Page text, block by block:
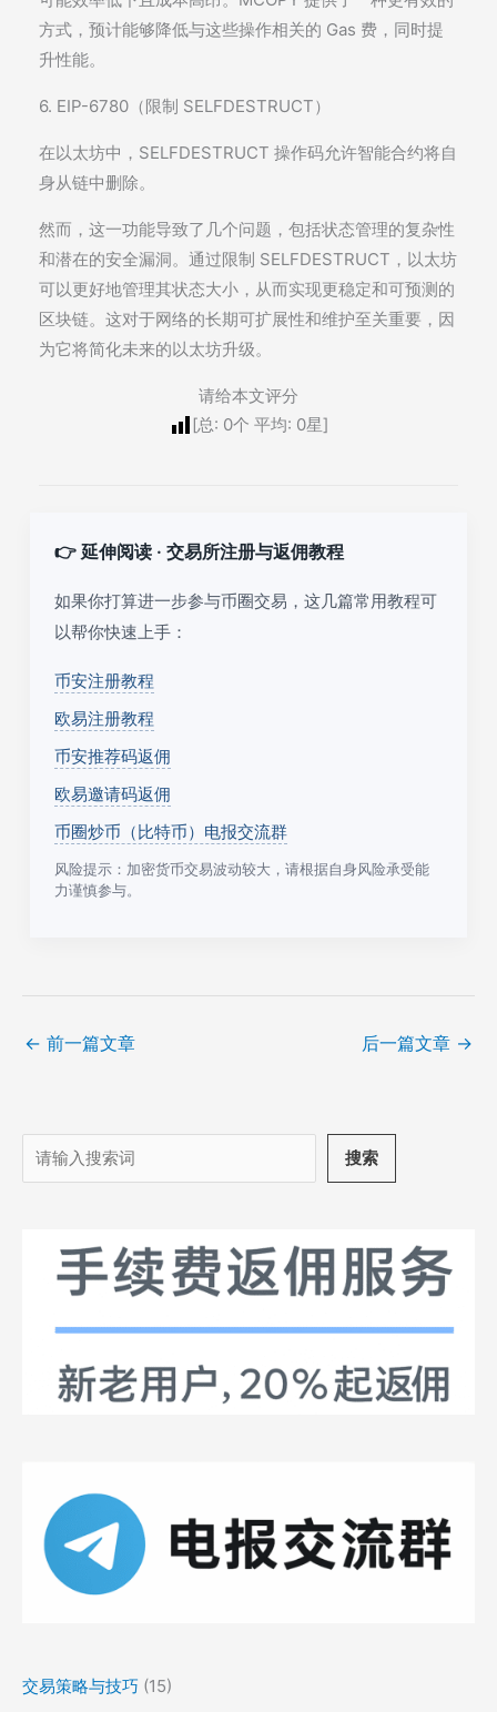
方式，预计能够降低与这些操作相关的 Gas 费，同时提
升性能。
6. EIP-6780（限制 SELFDESTRUCT）
在以太坊中，SELFDESTRUCT 操作码允许智能合约将自
身从链中删除。
然而，这一功能导致了几个问题，包括状态管理的复杂性
和潜在的安全漏洞。通过限制 SELFDESTRUCT，以太坊
可以更好地管理其状态大小，从而实现更稳定和可预测的
区块链。这对于网络的长期可扩展性和维护至关重要，因
为它将简化未来的以太坊升级。
请给本文评分
[总: 0个 平均: 0星]
👉 延伸阅读 · 交易所注册与返佣教程
如果你打算进一步参与币圈交易，这几篇常用教程可
以帮你快速上手：
币安注册教程
欧易注册教程
币安推荐码返佣
欧易邀请码返佣
币圈炒币（比特币）电报交流群
风险提示：加密货币交易波动较大，请根据自身风险承受能
力谨慎参与。
← 前一篇文章 后一篇文章 →
搜
索
搜索
交易策略与技巧 (15)